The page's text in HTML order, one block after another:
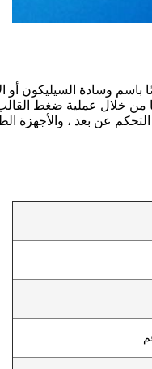
باسم وسادة السيليكون أو
عن بعد ، والأجهزة